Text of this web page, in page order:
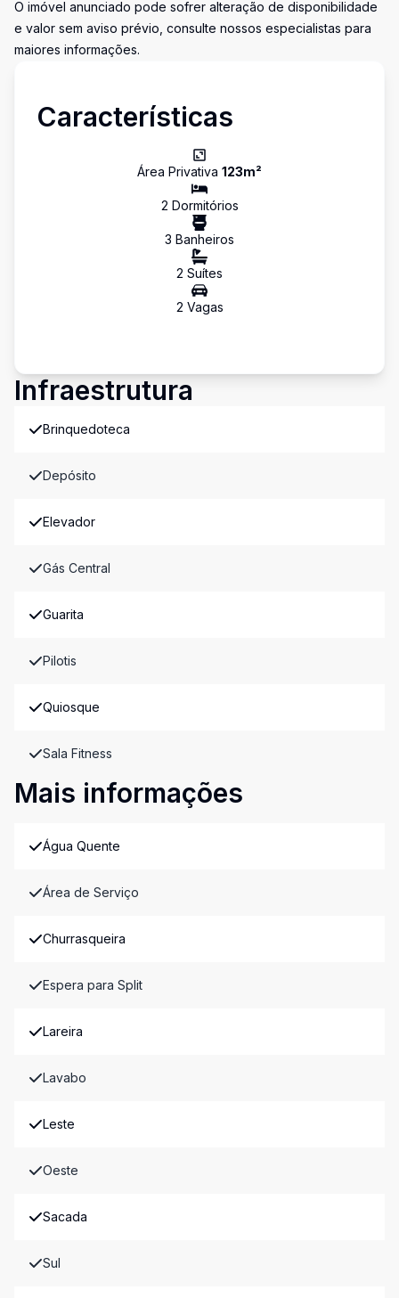
O imóvel anunciado pode sofrer alteração de disponibilidade
e valor sem aviso prévio, consulte nossos especialistas para
maiores informações.
Características
Área Privativa 123m²
2 Dormitórios
3 Banheiros
2 Suítes
2 Vagas
Infraestrutura
Brinquedoteca
Depósito
Elevador
Gás Central
Guarita
Pilotis
Quiosque
Sala Fitness
Mais informações
Água Quente
Área de Serviço
Churrasqueira
Espera para Split
Lareira
Lavabo
Leste
Oeste
Sacada
Sul